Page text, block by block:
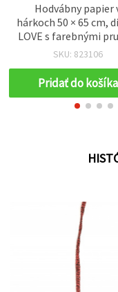
Hodvábny papier
hárkoch 50 × 65 cm,
LOVE s farebnými
– balenie 10 ks
SKU: 823106
Pridať do košíka